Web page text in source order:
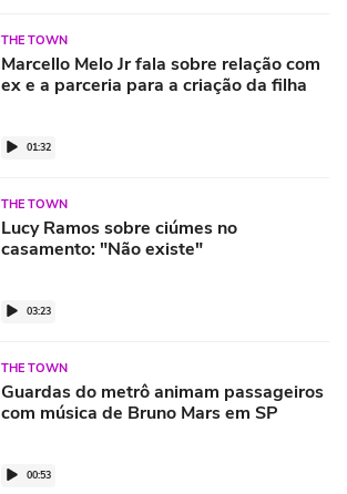
THE TOWN
Marcello Melo Jr fala sobre relação com
ex e a parceria para a criação da filha
01:32
THE TOWN
Lucy Ramos sobre ciúmes no
casamento: "Não existe"
03:23
THE TOWN
Guardas do metrô animam passageiros
com música de Bruno Mars em SP
00:53